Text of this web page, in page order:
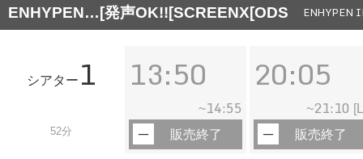
ENHYPEN…[発声OK!![SCREENX[ODS ENHYPEN
シアター 1
52分
13:50
~14:55
販売終了
20:05
~21:10
販売終了